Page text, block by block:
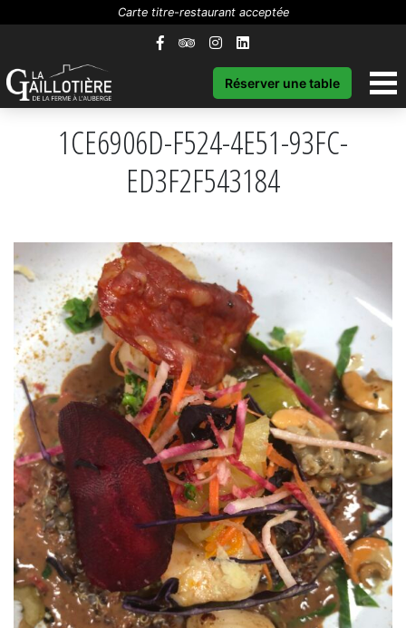
Carte titre-restaurant acceptée
Réserver une table
1CE6906D-F524-4E51-93FC-
ED3F2F543184